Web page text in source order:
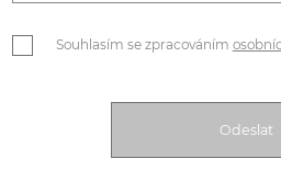
Souhlasím se zpracováním